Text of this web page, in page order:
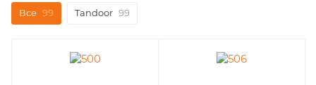
Все 99 Tandoor 99